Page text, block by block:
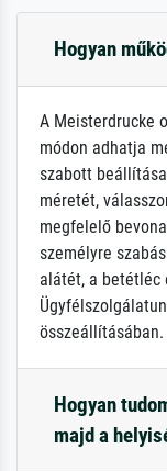
Hogyan
A Meisterdrucke
módon adhatja
szabott
méretét,
megfelelő
személyre
alátét, a betétléc
összeállításában.
Hogyan
majd a